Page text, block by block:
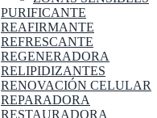
PURIFICANTE
REAFIRMANTE
REFRESCANTE
REGENERADORA
RELIPIDIZANTES
RENOVACIÓN CELULAR
REPARADORA
RESTAURADORA